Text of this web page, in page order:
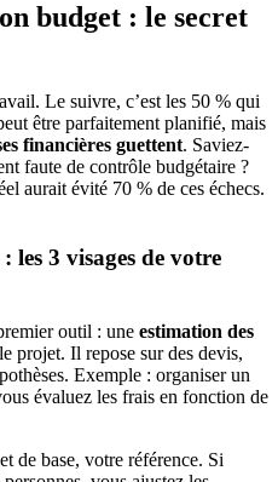
budget : le secret
Le suivre, c’est les 50 % qui
être parfaitement planifié, mais
financières guettent. Saviez-
faute de contrôle budgétaire ?
aurait évité 70 % de ces échecs.
les 3 visages de votre
outil : une estimation des
projet. Il repose sur des devis,
Exemple : organiser un
évaluez les frais en fonction de
de base, votre référence. Si